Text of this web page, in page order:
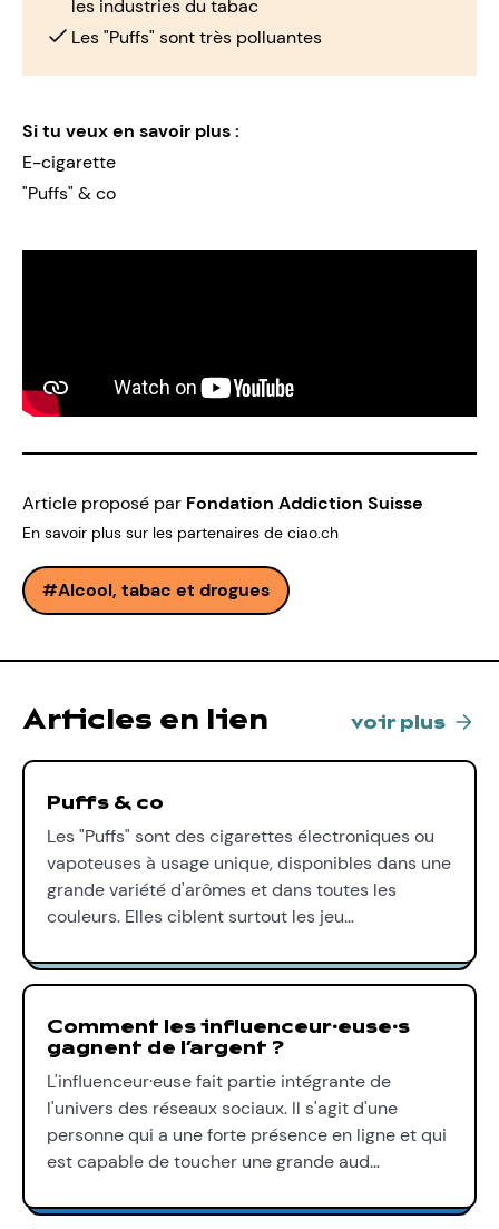
les industries du tabac
Les "Puffs" sont très polluantes
Si tu veux en savoir plus :
E-cigarette
"Puffs" & co
Article proposé par Fondation Addiction Suisse
En savoir plus sur les partenaires de ciao.ch
Alcool, tabac et drogues
Articles en lien voir plus
Puffs & co
Les "Puffs" sont des cigarettes électroniques ou
vapoteuses à usage unique, disponibles dans une
grande variété d'arômes et dans toutes les
couleurs. Elles ciblent surtout les jeu…
Comment les influenceur∙euse∙s
gagnent de l’argent ?
L'influenceur·euse fait partie intégrante de
l'univers des réseaux sociaux. Il s'agit d'une
personne qui a une forte présence en ligne et qui
est capable de toucher une grande aud…